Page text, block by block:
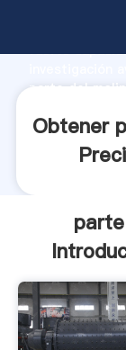
fuerte
parte del
Obtener